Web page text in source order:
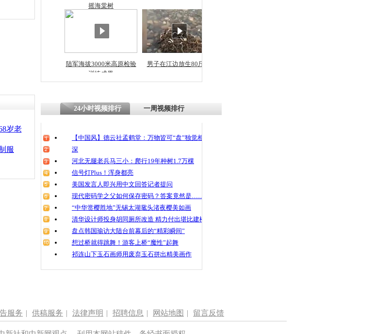
小伙骑车逆行被查情绪
崩溃 网上回答崩溃原
四川兴文苗乡上万人欢
魂
男子消防队门口打劫被
擒
摇海棠树
陆军海拔3000米高原检验
训练成果
男子在江边放生80斤蛇
岁老
服
24小时视频排行 一周视频排行
【中国风】德云社孟鹤堂：万物皆可“盘”独觉相声
深
河北无腿老兵马三小：爬行19年种树1.7万棵
信号灯Plus！浑身都亮
美国发言人即兴用中文回答记者提问
现代密码学之父如何保存密码？答案竟然是……
“中华赏樱胜地”无锡太湖鼋头渚夜樱美如画
清华设计师投身胡同厕所改造 精力付出堪比建楼
盘点韩国瑜访大陆台前幕后的“精彩瞬间”
想过桥就得跳舞！游客上桥“魔性”起舞
祁连山下玉石画师用废弃玉石拼出精美画作
服务 | 供稿服务 | 法律声明 | 招聘信息 | 网站地图 | 留言反馈